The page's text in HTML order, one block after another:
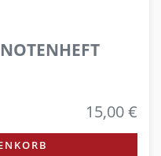
15,00 €